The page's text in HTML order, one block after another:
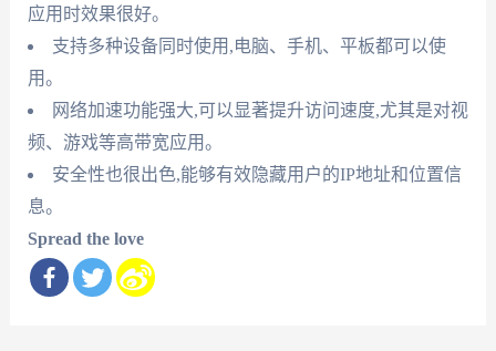
应用时效果很好。
支持多种设备同时使用,电脑、手机、平板都可以使
用。
网络加速功能强大,可以显著提升访问速度,尤其是对视
频、游戏等高带宽应用。
安全性也很出色,能够有效隐藏用户的IP地址和位置信
息。
Spread the love